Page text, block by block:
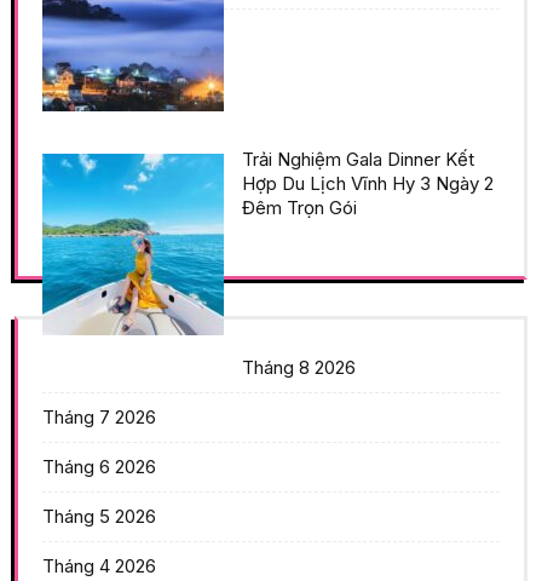
Trải Nghiệm Gala Dinner Kết
Hợp Du Lịch Vĩnh Hy 3 Ngày 2
Đêm Trọn Gói
Tháng 8 2026
Tháng 7 2026
Tháng 6 2026
Tháng 5 2026
Tháng 4 2026